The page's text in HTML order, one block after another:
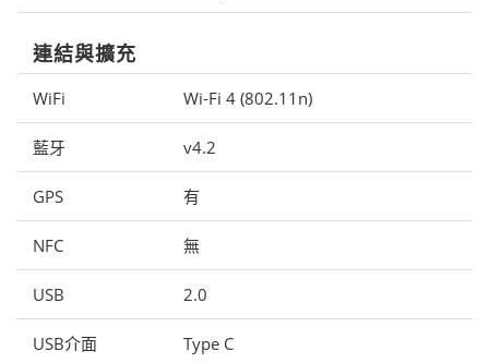
連結與擴充
WiFi Wi-Fi 4 (802.11n)
藍牙 v4.2
GPS 有
NFC 無
USB 2.0
USB介面 Type C